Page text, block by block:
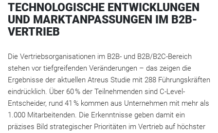
TECHNOLOGISCHE ENTWICKLUNGEN
UND MARKTANPASSUNGEN IM B2B-
VERTRIEB
Die Vertriebsorganisationen im B2B- und B2B/B2C-Bereich
stehen vor tiefgreifenden Veränderungen – das zeigen die
Ergebnisse der aktuellen Atreus Studie mit 288 Führungskräften
eindrücklich. Über 60 % der Teilnehmenden sind C-Level-
Entscheider, rund 41 % kommen aus Unternehmen mit mehr als
1.000 Mitarbeitenden. Die Erkenntnisse geben damit ein
präzises Bild strategischer Prioritäten im Vertrieb auf höchster